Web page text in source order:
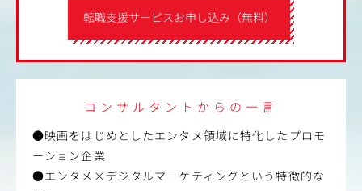
転職支援サービスお申し込み（無料）
コンサルタントからの一言
●映画をはじめとしたエンタメ領域に特化したプロモ
ーション企業
●エンタメ×デジタルマーケティングという特徴的な